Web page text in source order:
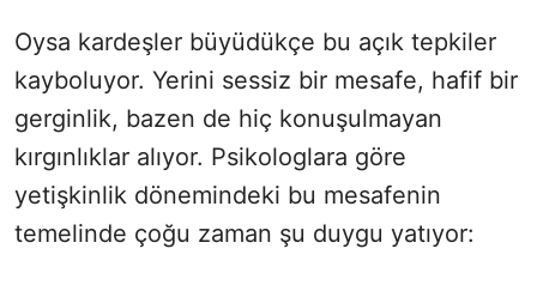
Oysa kardeşler büyüdükçe bu açık tepkiler
kayboluyor. Yerini sessiz bir mesafe, hafif bir
gerginlik, bazen de hiç konuşulmayan
kırgınlıklar alıyor. Psikologlara göre
yetişkinlik dönemindeki bu mesafenin
temelinde çoğu zaman şu duygu yatıyor: